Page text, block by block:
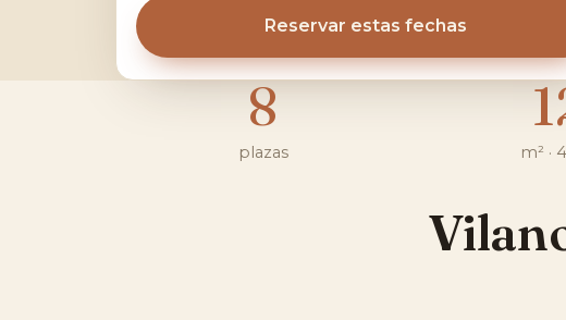
Reservar estas fechas
8
plazas m² ·